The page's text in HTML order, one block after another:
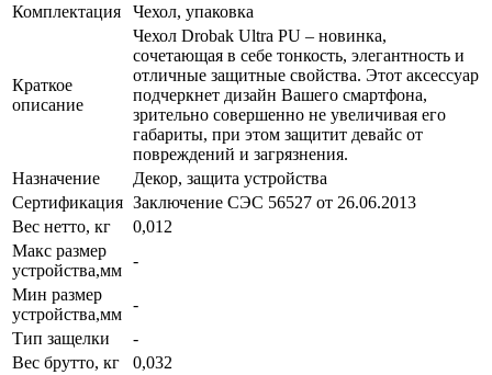
Комплектация
Чехол, упаковка
Краткое
описание
Чехол Drobak Ultra PU – новинка,
сочетающая в себе тонкость, элегантность и
отличные защитные свойства. Этот аксессуар
подчеркнет дизайн Вашего смартфона,
зрительно совершенно не увеличивая его
габариты, при этом защитит девайс от
повреждений и загрязнения.
Назначение
Декор, защита устройства
Сертификация Заключение СЭС 56527 от 26.06.2013
Вес нетто, кг
0,012
Макс размер
устройства,мм
-
Мин размер
устройства,мм
-
Тип защелки
-
Вес брутто, кг
0,032